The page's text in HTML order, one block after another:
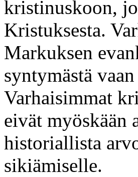
kristinuskoon,
Kristuksesta.
Markuksen
syntymästä
Varhaisimmat
eivät myöskään
historiallista
sikiämiselle.